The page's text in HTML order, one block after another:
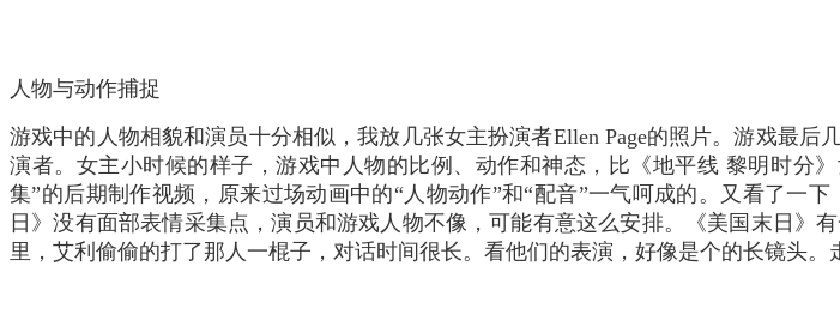
人物与动作捕捉
游戏中的人物相貌和演员十分相似，我放几张女主扮演者Ellen Page的照片。游戏最后
演者。 女主小时候的样子，游戏中人物的比例、动作和神态，比《地平线 黎明时分
集”的后期制作视频，原来过场动画中的“人物动作”和“配音”一气呵成的。 又看了一下
日》没有面部表情采集点，演员和游戏人物不像，可能有意这么安排。
《美国末日》
里，艾利偷偷的打了那人一棍子，对话时间很长。看他们的表演，好像是个的长镜头